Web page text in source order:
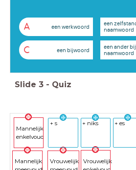
A een werkwoord
een
naamwoord
C een bijwoord
een ander
naamwoord
Slide 3 - Quiz
Mannelijk
Vrouwelijk
Mannelijk
enkelvoud
Vrouwelijk
+ s + niks + es